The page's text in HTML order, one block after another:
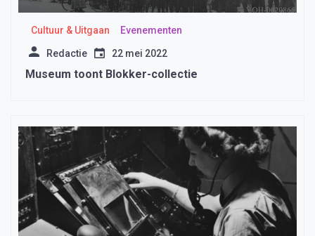
Cultuur & Uitgaan Evenementen
Redactie 22 mei 2022
Museum toont Blokker-collectie